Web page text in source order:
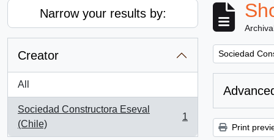
Narrow your results by:
Creator
All
Sociedad Constructora Eseval
(Chile)
, 1 results
1
Remove filter:
Sociedad
Print